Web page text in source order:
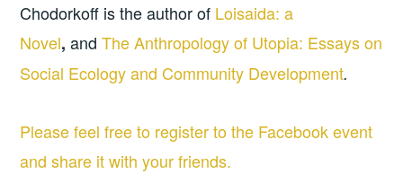
Chodorkoff is the author of Loisaida: a
Novel, andThe Anthropology of Utopia: Essays on
Social Ecology and Community Development.
Please feel free to register to the Facebook event
and share it with your friends.